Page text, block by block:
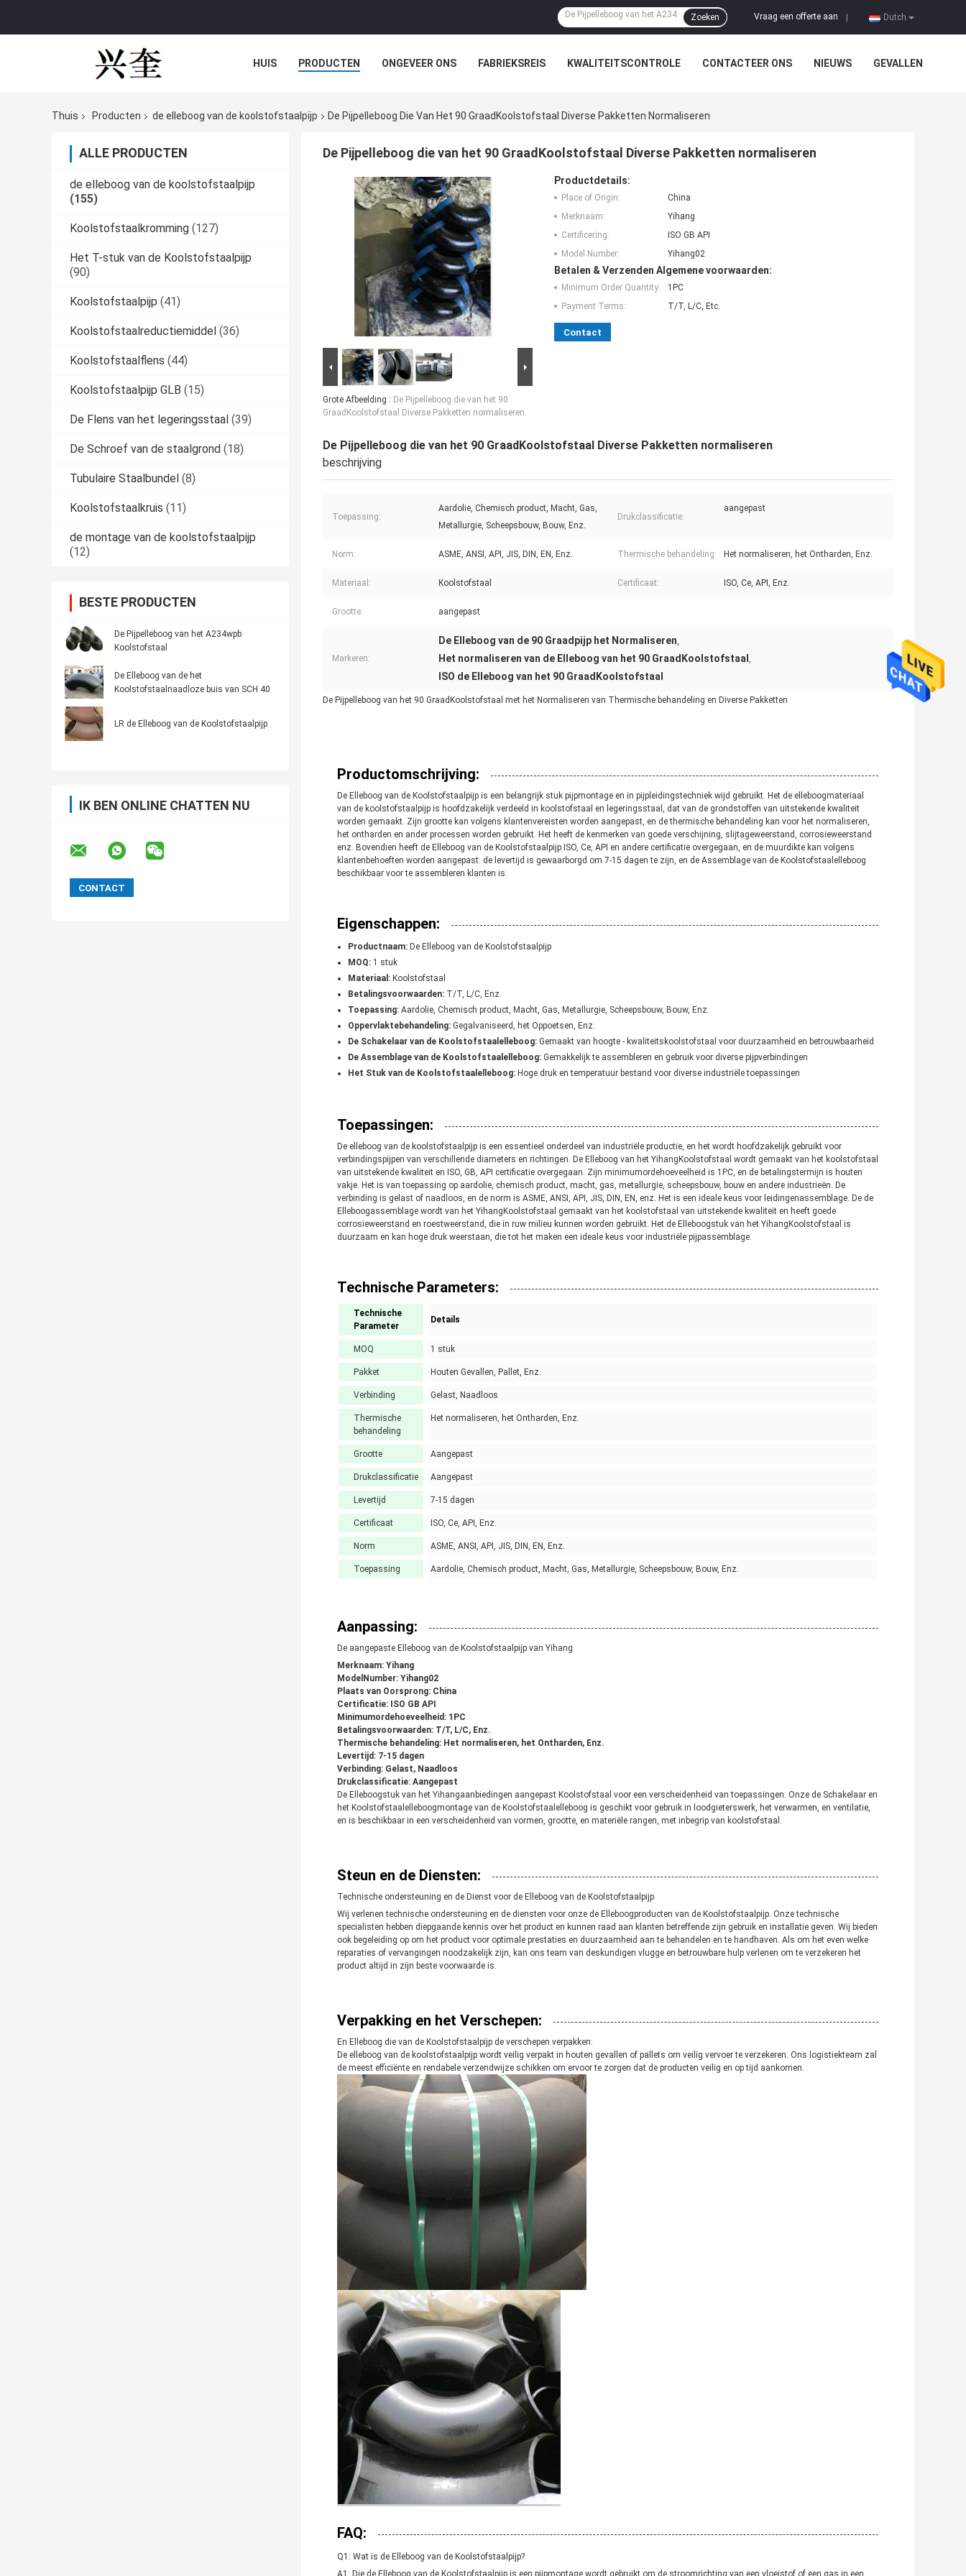
Dutch
Vraag een offerte aan
Zoeken
HUIS PRODUCTEN ONGEVEER ONS FABRIEKSREIS KWALITEITSCONTROLE CONTACTEER ONS NIEUWS GEVALLEN
Thuis Producten de elleboog van de koolstofstaalpijp De Pijpelleboog Die Van Het 90 GraadKoolstofstaal Diverse Pakketten Normaliseren
ALLE PRODUCTEN
de elleboog van de koolstofstaalpijp
(155)
Koolstofstaalkromming (127)
Het T-stuk van de Koolstofstaalpijp
(90)
Koolstofstaalpijp (41)
Koolstofstaalreductiemiddel (36)
Koolstofstaalflens (44)
Koolstofstaalpijp GLB (15)
De Flens van het legeringsstaal (39)
De Schroef van de staalgrond (18)
Tubulaire Staalbundel (8)
Koolstofstaalkruis (11)
de montage van de koolstofstaalpijp
(12)
BESTE PRODUCTEN
De Pijpelleboog van het A234wpb
Koolstofstaal
De Elleboog van de het
Koolstofstaalnaadloze buis van SCH 40
LR de Elleboog van de Koolstofstaalpijp
IK BEN ONLINE CHATTEN NU
De Pijpelleboog die van het 90 GraadKoolstofstaal Diverse Pakketten normaliseren
Grote Afbeelding : De Pijpelleboog die van het 90
GraadKoolstofstaal Diverse Pakketten normaliseren
Productdetails:
Place of Origin:
China
Merknaam:
Yihang
Certificering:
ISO GB API
Model Number:
Yihang02
Betalen & Verzenden Algemene voorwaarden:
Minimum Order Quantity:
1PC
Payment Terms:
T/T, L/C, Etc.
Contact
De Pijpelleboog die van het 90 GraadKoolstofstaal Diverse Pakketten normaliseren
beschrijving
Toepassing:
Aardolie, Chemisch product, Macht, Gas,
Metallurgie, Scheepsbouw, Bouw, Enz.
Drukclassificatie:
aangepast
Norm: ASME, ANSI, API, JIS, DIN, EN, Enz. Thermische behandeling: Het normaliseren, het Ontharden, Enz.
Materiaal: Koolstofstaal Certificaat: ISO, Ce, API, Enz.
Grootte: aangepast
Markeren:
De Elleboog van de 90 Graadpijp het Normaliseren,
Het normaliseren van de Elleboog van het 90 GraadKoolstofstaal ,
ISO de Elleboog van het 90 GraadKoolstofstaal
De Pijpelleboog van het 90 GraadKoolstofstaal met het Normaliseren van Thermische behandeling en Diverse Pakketten
Productomschrijving:
De Elleboog van de Koolstofstaalpijp is een belangrijk stuk pijpmontage en in pijpleidingstechniek wijd gebruikt. Het de elleboogmateriaal
van de koolstofstaalpijp is hoofdzakelijk verdeeld in koolstofstaal en legeringsstaal, dat van de grondstoffen van uitstekende kwaliteit
worden gemaakt. Zijn grootte kan volgens klantenvereisten worden aangepast, en de thermische behandeling kan voor het normaliseren,
het ontharden en ander processen worden gebruikt. Het heeft de kenmerken van goede verschijning, slijtageweerstand, corrosieweerstand
enz. Bovendien heeft de Elleboog van de Koolstofstaalpijp ISO, Ce, API en andere certificatie overgegaan, en de muurdikte kan volgens
klantenbehoeften worden aangepast. de levertijd is gewaarborgd om 7-15 dagen te zijn, en de Assemblage van de Koolstofstaalelleboog
beschikbaar voor te assembleren klanten is.
Eigenschappen:
Productnaam: De Elleboog van de Koolstofstaalpijp
MOQ: 1 stuk
Materiaal: Koolstofstaal
Betalingsvoorwaarden: T/T, L/C, Enz.
Toepassing: Aardolie, Chemisch product, Macht, Gas, Metallurgie, Scheepsbouw, Bouw, Enz.
Oppervlaktebehandeling: Gegalvaniseerd, het Oppoetsen, Enz.
De Schakelaar van de Koolstofstaalelleboog: Gemaakt van hoogte - kwaliteitskoolstofstaal voor duurzaamheid en betrouwbaarheid
De Assemblage van de Koolstofstaalelleboog: Gemakkelijk te assembleren en gebruik voor diverse pijpverbindingen
Het Stuk van de Koolstofstaalelleboog: Hoge druk en temperatuur bestand voor diverse industriële toepassingen
Toepassingen:
De elleboog van de koolstofstaalpijp is een essentieel onderdeel van industriële productie, en het wordt hoofdzakelijk gebruikt voor
verbindingspijpen van verschillende diameters en richtingen. De Elleboog van het YihangKoolstofstaal wordt gemaakt van het koolstofstaal
van uitstekende kwaliteit en ISO, GB, API certificatie overgegaan. Zijn minimumordehoeveelheid is 1PC, en de betalingstermijn is houten
vakje. Het is van toepassing op aardolie, chemisch product, macht, gas, metallurgie, scheepsbouw, bouw en andere industrieën. De
verbinding is gelast of naadloos, en de norm is ASME, ANSI, API, JIS, DIN, EN, enz. Het is een ideale keus voor leidingenassemblage. De de
Elleboogassemblage wordt van het YihangKoolstofstaal gemaakt van het koolstofstaal van uitstekende kwaliteit en heeft goede
corrosieweerstand en roestweerstand, die in ruw milieu kunnen worden gebruikt. Het de Elleboogstuk van het YihangKoolstofstaal is
duurzaam en kan hoge druk weerstaan, die tot het maken een ideale keus voor industriële pijpassemblage.
Technische Parameters:
Technische
Parameter
Details
MOQ 1 stuk
Pakket Houten Gevallen, Pallet, Enz.
Verbinding Gelast, Naadloos
Thermische
behandeling
Het normaliseren, het Ontharden, Enz.
Grootte Aangepast
Drukclassificatie Aangepast
Levertijd 7-15 dagen
Certificaat ISO, Ce, API, Enz.
Norm ASME, ANSI, API, JIS, DIN, EN, Enz.
Toepassing Aardolie, Chemisch product, Macht, Gas, Metallurgie, Scheepsbouw, Bouw, Enz.
Aanpassing:
De aangepaste Elleboog van de Koolstofstaalpijp van Yihang
Merknaam: Yihang
ModelNumber: Yihang02
Plaats van Oorsprong: China
Certificatie: ISO GB API
Minimumordehoeveelheid: 1PC
Betalingsvoorwaarden: T/T, L/C, Enz.
Thermische behandeling: Het normaliseren, het Ontharden, Enz.
Levertijd: 7-15 dagen
Verbinding: Gelast, Naadloos
Drukclassificatie: Aangepast
De Elleboogstuk van het Yihangaanbiedingen aangepast Koolstofstaal voor een verscheidenheid van toepassingen. Onze de Schakelaar en
het Koolstofstaalelleboogmontage van de Koolstofstaalelleboog is geschikt voor gebruik in loodgieterswerk, het verwarmen, en ventilatie,
en is beschikbaar in een verscheidenheid van vormen, grootte, en materiële rangen, met inbegrip van koolstofstaal.
Steun en de Diensten:
Technische ondersteuning en de Dienst voor de Elleboog van de Koolstofstaalpijp
Wij verlenen technische ondersteuning en de diensten voor onze de Elleboogproducten van de Koolstofstaalpijp. Onze technische
specialisten hebben diepgaande kennis over het product en kunnen raad aan klanten betreffende zijn gebruik en installatie geven. Wij bieden
ook begeleiding op om het product voor optimale prestaties en duurzaamheid aan te behandelen en te handhaven. Als om het even welke
reparaties of vervangingen noodzakelijk zijn, kan ons team van deskundigen vlugge en betrouwbare hulp verlenen om te verzekeren het
product altijd in zijn beste voorwaarde is.
Verpakking en het Verschepen:
En Elleboog die van de Koolstofstaalpijp de verschepen verpakken:
De elleboog van de koolstofstaalpijp wordt veilig verpakt in houten gevallen of pallets om veilig vervoer te verzekeren. Ons logistiekteam zal
de meest efficiënte en rendabele verzendwijze schikken om ervoor te zorgen dat de producten veilig en op tijd aankomen.
FAQ:
Q1: Wat is de Elleboog van de Koolstofstaalpijp?